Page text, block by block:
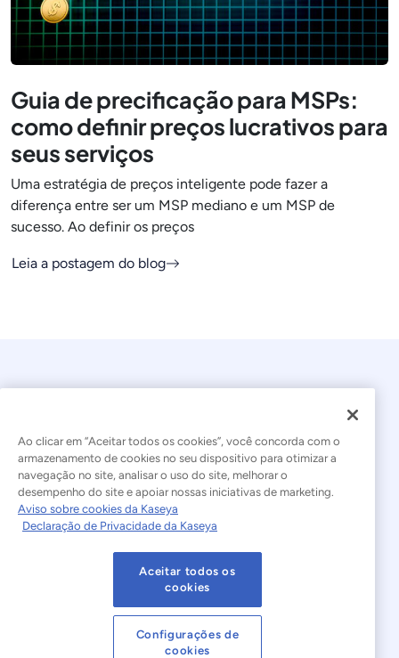
Guia de precificação para MSPs:
como definir preços lucrativos para
seus serviços
Uma estratégia de preços inteligente pode fazer a
diferença entre ser um MSP mediano e um MSP de
sucesso. Ao definir os preços
Leia a postagem do blog
© 2026 Kaseya. Todos os direitos reservados.
Português Brasileiro
Declaração sobre a Escravidão Moderna
Termos de Uso do Site Declaração de Privacidade
Mapa do site Cookies Settings
Ao clicar em “Aceitar todos os cookies”, você concorda com o
armazenamento de cookies no seu dispositivo para otimizar a
navegação no site, analisar o uso do site, melhorar o
desempenho do site e apoiar nossas iniciativas de marketing.
Aviso sobre cookies da Kaseya
Declaração de Privacidade da Kaseya
Aceitar todos os
cookies
Configurações de
cookies